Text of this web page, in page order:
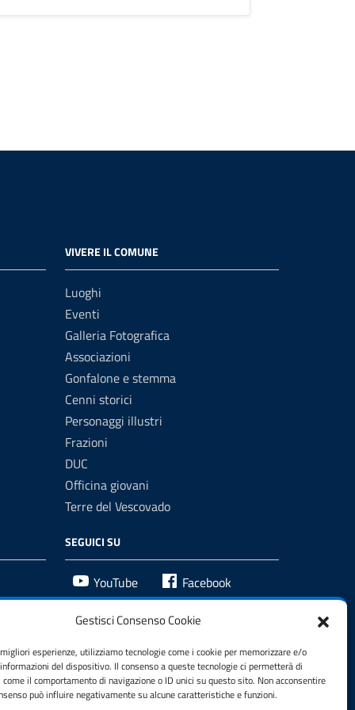
Gestisci Consenso Cookie
esperienze, utilizziamo tecnologie come i cookie per memorizzare e/o
del dispositivo. Il consenso a queste tecnologie ci permetterà di
il comportamento di navigazione o ID unici su questo sito. Non acconsentire
può influire negativamente su alcune caratteristiche e funzioni.
VIVERE IL COMUNE
Luoghi
Eventi
Galleria Fotografica
Associazioni
Gonfalone e stemma
Cenni storici
Personaggi illustri
Frazioni
DUC
Officina giovani
Terre del Vescovado
SEGUICI SU
YouTube Facebook